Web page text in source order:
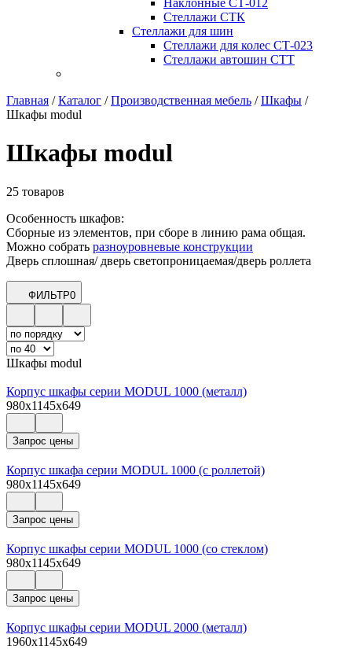
Наклонные СТ-012
Стеллажи СТК
Стеллажи для шин
Стеллажи для колес СТ-023
Стеллажи автошин СТТ
Главная /Каталог /Производственная мебель /Шкафы /
Шкафы modul
Шкафы modul
25 товаров
Особенность шкафов:
Сборные из элементов, при сборе в линию рама общая.
Можно собрать разноуровневые конструкции
Дверь сплошная/ дверь светопроницаемая/дверь роллета
ФИЛЬТР0
Шкафы modul
Корпус шкафы серии MODUL 1000 (металл)
980x1145x649
Запрос цены
Корпус шкафа серии MODUL 1000 (с роллетой)
980x1145x649
Запрос цены
Корпус шкафы серии MODUL 1000 (со стеклом)
980x1145x649
Запрос цены
Корпус шкафы серии MODUL 2000 (металл)
1960x1145x649